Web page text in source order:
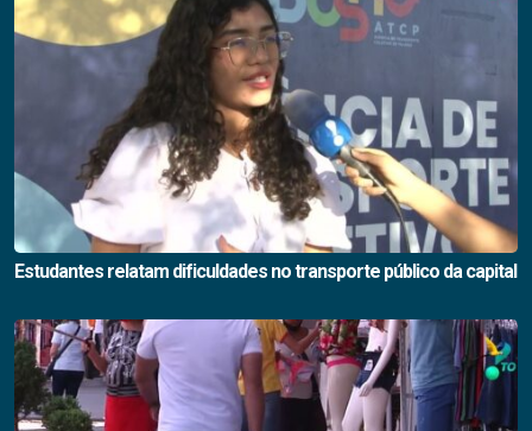
Estudantes relatam dificuldades no transporte público da capital